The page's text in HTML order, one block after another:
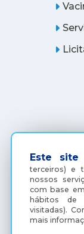
Este site
terceiros) e
nossos
com base
hábitos de
visitadas).
mais